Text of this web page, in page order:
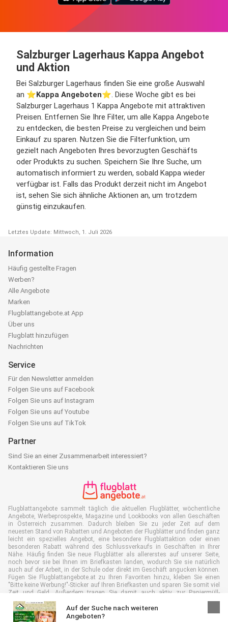
Salzburger Lagerhaus Kappa Angebot
und Aktion
Bei Salzburger Lagerhaus finden Sie eine große Auswahl
an ⭐️Kappa Angeboten⭐️. Diese Woche gibt es bei
Salzburger Lagerhaus 1 Kappa Angebote mit attraktiven
Preisen. Entfernen Sie Ihre Filter, um alle Kappa Angebote
zu entdecken, die besten Preise zu vergleichen und beim
Einkauf zu sparen. Nutzen Sie die Filterfunktion, um
gezielt nach Angeboten Ihres bevorzugten Geschäfts
oder Produkts zu suchen. Speichern Sie Ihre Suche, um
automatisch informiert zu werden, sobald Kappa wieder
verfügbar ist. Falls das Produkt derzeit nicht im Angebot
ist, sehen Sie sich ähnliche Aktionen an, um trotzdem
günstig einzukaufen.
Letztes Update: Mittwoch, 1. Juli 2026
Auf der Suche nach weiteren
Angeboten?
Information
Häufig gestellte Fragen
Werben?
Alle Angebote
Marken
Flugblattangebote.at App
Über uns
Flugblatt hinzufügen
Nachrichten
Service
Für den Newsletter anmelden
Folgen Sie uns auf Facebook
Folgen Sie uns auf Instagram
Folgen Sie uns auf Youtube
Folgen Sie uns auf TikTok
Partner
Sind Sie an einer Zusammenarbeit interessiert?
Kontaktieren Sie uns
Flugblattangebote sammelt täglich die aktuellen Flugblätter, wöchentliche
Angebote, Werbeprospekte, Magazine und Lookbooks von allen Geschäften
in Österreich zusammen. Dadurch bleiben Sie zu jeder Zeit auf dem
neuesten Stand von Rabatten und Angeboten der Flugblätter und finden ganz
leicht ein spezielles Angebot, eine besondere Flugblattaktion oder einen
besonderen Rabatt während des Schlussverkaufs in Geschäften in Ihrer
Nähe. Häufig finden Sie neue Flugblätter als allererstes auf unserer Seite,
noch bevor sie bei Ihnen im Briefkasten landen, wodurch Sie sie natürlich
auch auf der Arbeit, in der Schule oder direkt im Geschäft angucken können.
Fügen Sie Flugblattangebote.at zu Ihren Favoriten hinzu, kleben Sie einen
"Bitte keine Werbung!"-Sticker auf Ihren Briefkasten und sparen Sie somit viel
Zeit und Geld. Außerdem tragen Sie damit auch aktiv zur Papiermüll-
Reduktion bei, was gut für unsere Umwelt ist.